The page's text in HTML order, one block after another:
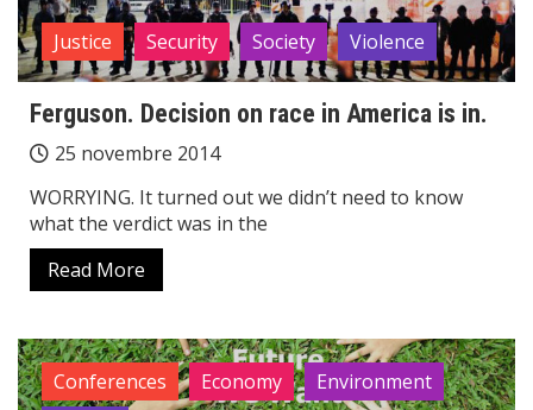
Justice Security Society Violence
Ferguson. Decision on race in America is in.
25 novembre 2014
WORRYING. It turned out we didn’t need to know
what the verdict was in the
Read More
Conferences Economy
Environment